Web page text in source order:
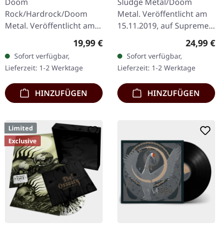
Rock/Hardrock/Doom
Metal. Veröffentlicht am
16.02.2024, auf Supreme
Schwarzes Vinyl im
schweren Cover mit Lyrics
Insert. · 140g…
Regulärer Preis:
19,99 €
Sofort verfügbar,
Lieferzeit: 1-2 Werktage
HINZUFÜGEN
Metal. Veröffentlicht am
15.11.2019, auf Supreme
Transparentes Vinyl mit
grauen und braunen
Splatters, limitiert auf…
24,99 €
Sofort verfügbar,
Lieferzeit: 1-2 Werktage
HINZUFÜGEN
Limited
Exclusive